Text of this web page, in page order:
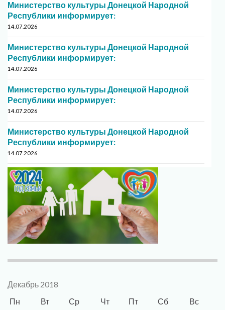
Министерство культуры Донецкой Народной
Республики информирует:
14.07.2026
Министерство культуры Донецкой Народной
Республики информирует:
14.07.2026
Министерство культуры Донецкой Народной
Республики информирует:
14.07.2026
Министерство культуры Донецкой Народной
Республики информирует:
14.07.2026
Декабрь 2018
Пн
Вт Ср Чт Пт Сб Вс